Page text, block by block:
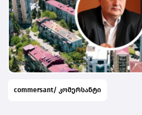
commersant/ კომერსანტი